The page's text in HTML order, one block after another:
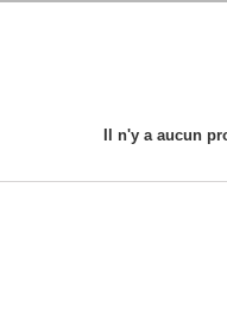
Il n'y a aucun